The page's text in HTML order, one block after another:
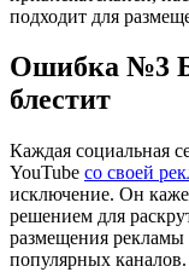
подходит для
Ошибка №3
блестит
Каждая социальная
YouTube со своей
исключение. Он
решением для
размещения рекламы
популярных каналов.